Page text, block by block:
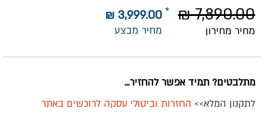
מחיר מבצע
3,999.00 ₪
מחיר מחירון
7,890.00 ₪
מתלבטים? תמיד אפשר להחזיר...
לתקנון המלא>> החזרות וביטולי עסקה לרוכשים באתר